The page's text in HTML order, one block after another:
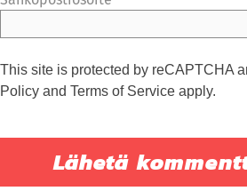
This site is protected by reCAPTCHA
Policy and Terms of Service apply.